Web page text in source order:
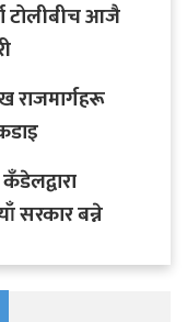
टोलीबीच आजै
राजमार्गहरू
सरकार बन्ने